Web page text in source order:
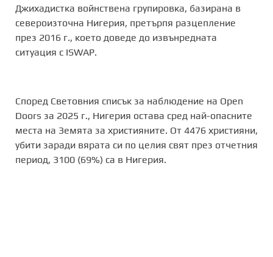
Джихадистка войнствена групировка, базирана в
североизточна Нигерия, претърпя разцепление
през 2016 г., което доведе до извънредната
ситуация с ISWAP.
Според Световния списък за наблюдение на Open
Doors за 2025 г., Нигерия остава сред най-опасните
места на Земята за християните. От 4476 християни,
убити заради вярата си по целия свят през отчетния
период, 3100 (69%) са в Нигерия.